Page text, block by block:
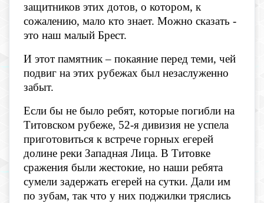
защитников этих дотов, о котором, к
сожалению, мало кто знает. Можно сказать -
это наш малый Брест.
И этот памятник – покаяние перед теми, чей
подвиг на этих рубежах был незаслуженно
забыт.
Если бы не было ребят, которые погибли на
Титовском рубеже, 52-я дивизия не успела
приготовиться к встрече горных егерей
долине реки Западная Лица. В Титовке
сражения были жестокие, но наши ребята
сумели задержать егерей на сутки. Дали им
по зубам, так что у них поджилки тряслись